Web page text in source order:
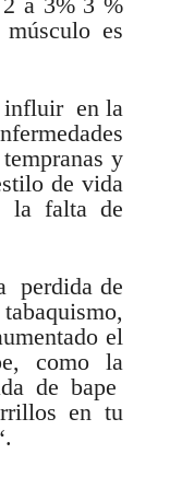
a 3% 3 %
es
influir en la
y
de vida
la falta de
perdida de
el
como la
de bape
en tu